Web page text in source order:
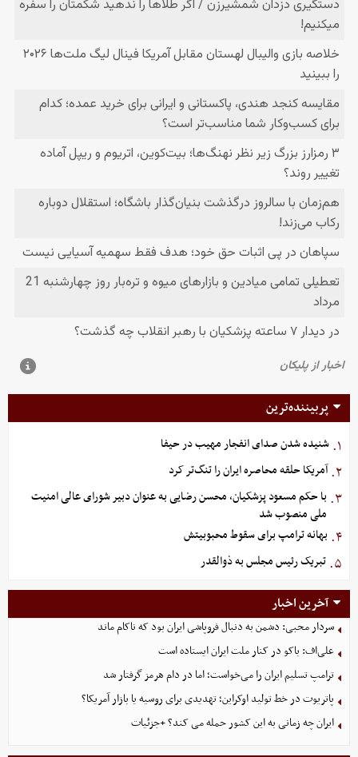
پربیننده‌ترین
۱. شنیده شدن صدای انفجار مهیب در حیفا
۲. آمریکا حلقه محاصره ایران را تنگ‌تر کرد
۳. با حکم مسعود پزشکیان، محسن رضایی به عنوان دبیر شورای عالی امنیت
ملی منصوب شد
۴. بهانه ترامپ برای سقوط محبوبیتش
۵. تبریک رئیس مجلس به ذوالقدر
آخرین اخبار
سردار محبی: دشمن به دنبال فروپاشی ایران بود که ناکام ماند
علی‌اف: باکو در کنار ملت ایران ایستاده است
ترامپ تسلیم ایران را می‌خواست؛ اما در دام هرمز گرفتار شد
پاتریوت در خط تولید اوکراین؛ تهدیدی برای روسیه یا بازار آمریکا؟
ایران چه زمانی به این کشور حمله می کند؟ +جزئیات